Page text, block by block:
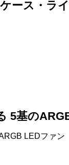
ース・ラ
5基の